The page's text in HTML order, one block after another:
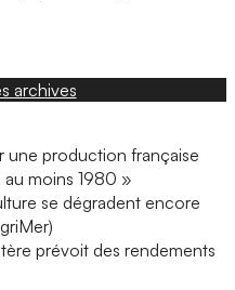
archives
une production française
moins 1980 »
se dégradent encore
prévoit des rendements